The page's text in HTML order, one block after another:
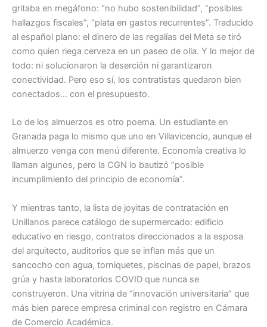
gritaba en megáfono: “no hubo sostenibilidad”, “posibles
hallazgos fiscales”, “plata en gastos recurrentes”. Traducido
al español plano: el dinero de las regalías del Meta se tiró
como quien riega cerveza en un paseo de olla. Y lo mejor de
todo: ni solucionaron la deserción ni garantizaron
conectividad. Pero eso sí, los contratistas quedaron bien
conectados… con el presupuesto.
Lo de los almuerzos es otro poema. Un estudiante en
Granada paga lo mismo que uno en Villavicencio, aunque el
almuerzo venga con menú diferente. Economía creativa lo
llaman algunos, pero la CGN lo bautizó “posible
incumplimiento del principio de economía”.
Y mientras tanto, la lista de joyitas de contratación en
Unillanos parece catálogo de supermercado: edificio
educativo en riesgo, contratos direccionados a la esposa
del arquitecto, auditorios que se inflan más que un
sancocho con agua, torniquetes, piscinas de papel, brazos
grúa y hasta laboratorios COVID que nunca se
construyeron. Una vitrina de “innovación universitaria” que
más bien parece empresa criminal con registro en Cámara
de Comercio Académica.